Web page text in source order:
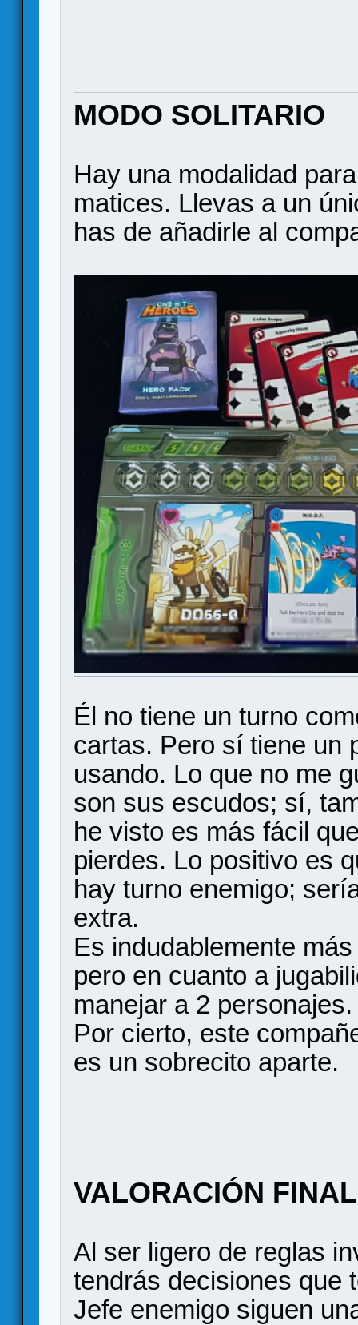
MODO SOLITARIO
Hay una modalidad
matices. Llevas a un
has de añadirle al
Él no tiene un turno
cartas. Pero sí tiene un
usando. Lo que no me
son sus escudos; sí,
he visto es más fácil
pierdes. Lo positivo es
hay turno enemigo;
extra.
Es indudablemente
pero en cuanto a
manejar a 2 personajes.
Por cierto, este
es un sobrecito aparte.
VALORACIÓN FINAL
Al ser ligero de reglas
tendrás decisiones que
Jefe enemigo siguen